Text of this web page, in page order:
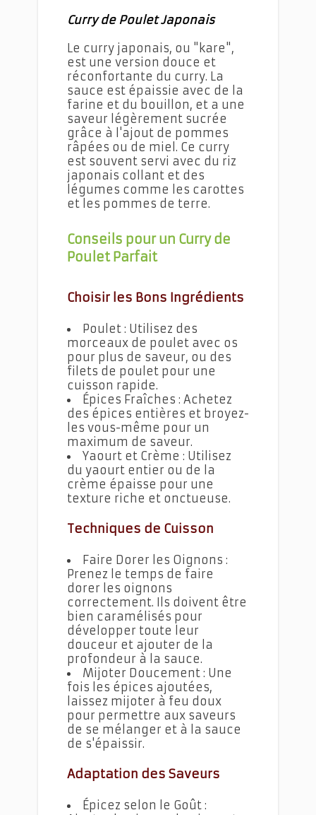
Curry de Poulet Japonais
Le curry japonais, ou "kare",
est une version douce et
réconfortante du curry. La
sauce est épaissie avec de la
farine et du bouillon, et a une
saveur légèrement sucrée
grâce à l'ajout de pommes
râpées ou de miel. Ce curry
est souvent servi avec du riz
japonais collant et des
légumes comme les carottes
et les pommes de terre.
Conseils pour un Curry de
Poulet Parfait
Choisir les Bons Ingrédients
Poulet : Utilisez des
morceaux de poulet avec os
pour plus de saveur, ou des
filets de poulet pour une
cuisson rapide.
Épices Fraîches : Achetez
des épices entières et broyez-
les vous-même pour un
maximum de saveur.
Yaourt et Crème : Utilisez
du yaourt entier ou de la
crème épaisse pour une
texture riche et onctueuse.
Techniques de Cuisson
Faire Dorer les Oignons :
Prenez le temps de faire
dorer les oignons
correctement. Ils doivent être
bien caramélisés pour
développer toute leur
douceur et ajouter de la
profondeur à la sauce.
Mijoter Doucement : Une
fois les épices ajoutées,
laissez mijoter à feu doux
pour permettre aux saveurs
de se mélanger et à la sauce
de s'épaissir.
Adaptation des Saveurs
Épicez selon le Goût :